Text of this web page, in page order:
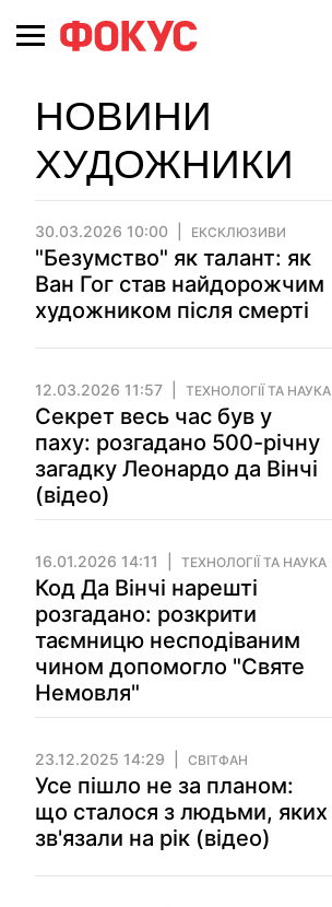
НОВИНИ
ХУДОЖНИКИ
30.03.2026 10:00 ЕКСКЛЮЗИВИ
"Безумство" як талант: як
Ван Гог став найдорожчим
художником після смерті
12.03.2026 11:57 ТЕХНОЛОГІЇ ТА НАУКА
Секрет весь час був у
паху: розгадано 500-річну
загадку Леонардо да Вінчі
(відео)
16.01.2026 14:11 ТЕХНОЛОГІЇ ТА НАУКА
Код Да Вінчі нарешті
розгадано: розкрити
таємницю несподіваним
чином допомогло "Святе
Немовля"
23.12.2025 14:29 СВІТФАН
Усе пішло не за планом:
що сталося з людьми, яких
зв'язали на рік (відео)